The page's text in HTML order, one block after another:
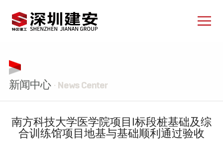
新闻中心 · News Center
南方科技大学医学院项目Ⅰ标段桩基础及综
合训练馆项目地基与基础顺利通过验收